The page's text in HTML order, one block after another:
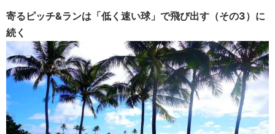
寄るピッチ&ランは「低く速い球」で飛び出す（その3）に
続く